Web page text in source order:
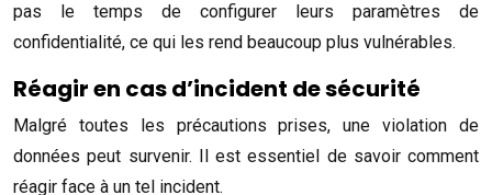
pas le temps de configurer leurs paramètres de
confidentialité, ce qui les rend beaucoup plus vulnérables.
Réagir en cas d’incident de sécurité
Malgré toutes les précautions prises, une violation de
données peut survenir. Il est essentiel de savoir comment
réagir face à un tel incident.